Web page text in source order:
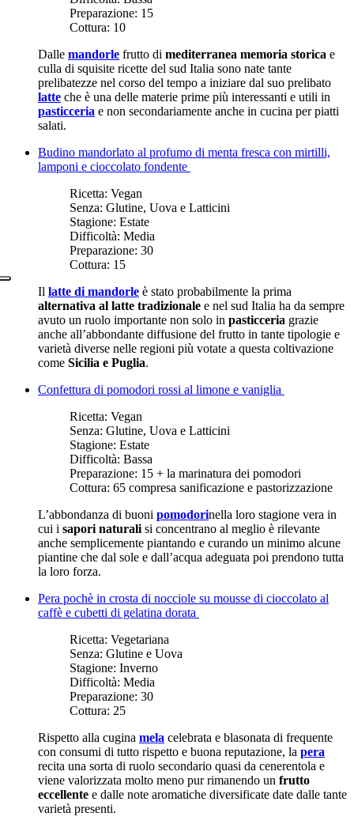
Preparazione: 15
Cottura: 10
Dalle mandorle frutto di mediterranea memoria storica e
culla di squisite ricette del sud Italia sono nate tante
prelibatezze nel corso del tempo a iniziare dal suo prelibato
latte che è una delle materie prime più interessanti e utili in
pasticceria e non secondariamente anche in cucina per piatti
salati.
Budino mandorlato al profumo di menta fresca con mirtilli,
lamponi e cioccolato fondente
Ricetta: Vegan
Senza: Glutine, Uova e Latticini
Stagione: Estate
Difficoltà: Media
Preparazione: 30
Cottura: 15
Il latte di mandorle è stato probabilmente la prima
alternativa al latte tradizionale e nel sud Italia ha da sempre
avuto un ruolo importante non solo in pasticceria grazie
anche all’abbondante diffusione del frutto in tante tipologie e
varietà diverse nelle regioni più votate a questa coltivazione
come Sicilia e Puglia.
Confettura di pomodori rossi al limone e vaniglia
Ricetta: Vegan
Senza: Glutine, Uova e Latticini
Stagione: Estate
Difficoltà: Bassa
Preparazione: 15 + la marinatura dei pomodori
Cottura: 65 compresa sanificazione e pastorizzazione
L’abbondanza di buoni pomodorinella loro stagione vera in
cui i sapori naturali si concentrano al meglio è rilevante
anche semplicemente piantando e curando un minimo alcune
piantine che dal sole e dall’acqua adeguata poi prendono tutta
la loro forza.
Pera pochè in crosta di nocciole su mousse di cioccolato al
caffè e cubetti di gelatina dorata
Ricetta: Vegetariana
Senza: Glutine e Uova
Stagione: Inverno
Difficoltà: Media
Preparazione: 30
Cottura: 25
Rispetto alla cugina mela celebrata e blasonata di frequente
con consumi di tutto rispetto e buona reputazione, la pera
recita una sorta di ruolo secondario quasi da cenerentola e
viene valorizzata molto meno pur rimanendo un frutto
eccellente e dalle note aromatiche diversificate date dalle tante
varietà presenti.